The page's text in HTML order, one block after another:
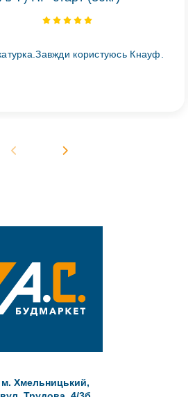
користуюсь Кнауф.
м. Хмельницький,